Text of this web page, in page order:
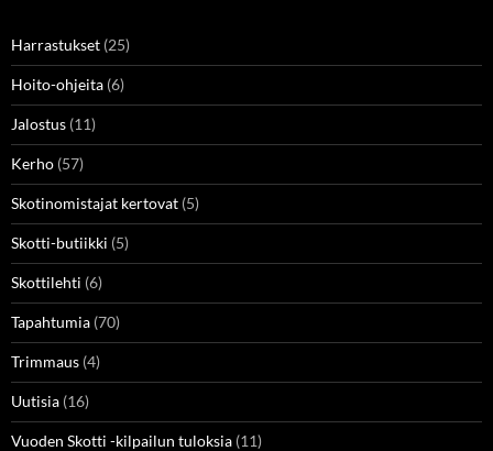
Harrastukset (25)
Hoito-ohjeita (6)
Jalostus (11)
Kerho (57)
Skotinomistajat kertovat (5)
Skotti-butiikki (5)
Skottilehti (6)
Tapahtumia (70)
Trimmaus (4)
Uutisia (16)
Vuoden Skotti -kilpailun tuloksia (11)